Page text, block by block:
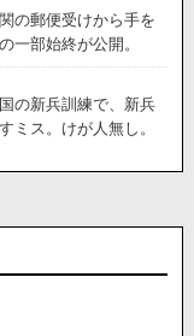
の郵便受けから手を
一部始終が公開。
の新兵訓練で、新兵
ミス。けが人無し。